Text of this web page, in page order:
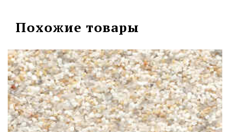
Похожие товары